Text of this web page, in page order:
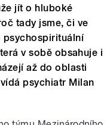
jít o hluboké
tady jsme, či ve
psychospirituální
v sobě obsahuje i
až do oblasti
psychiatr Milan